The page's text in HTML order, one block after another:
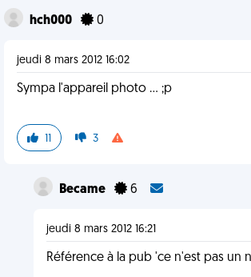
hch000 0
jeudi 8 mars 2012 16:02
Sympa l'appareil photo ... ;p
11 3
Became 6
jeudi 8 mars 2012 16:21
Référence à la pub 'ce n'est pas un